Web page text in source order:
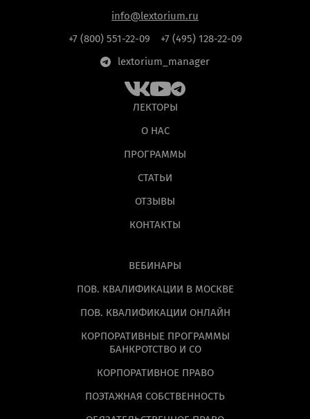
кнопку “Отправить”, вы даетесогласие
персональных данных на основании
конфиденциальности
info@lextorium.ru
+7 (800) 551-22-09
+7 (495) 128-22-09
lextorium_manager
ЛЕКТОРЫ
О НАС
ПРОГРАММЫ
СТАТЬИ
ОТЗЫВЫ
КОНТАКТЫ
ВЕБИНАРЫ
ПОВ. КВАЛИФИКАЦИИ В МОСКВЕ
ПОВ. КВАЛИФИКАЦИИ ОНЛАЙН
КОРПОРАТИВНЫЕ ПРОГРАММЫ
БАНКРОТСТВО И СО
КОРПОРАТИВНОЕ ПРАВО
ПОЭТАЖНАЯ СОБСТВЕННОСТЬ